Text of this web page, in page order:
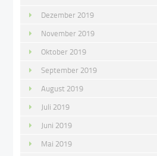
Dezember 2019
November 2019
Oktober 2019
September 2019
August 2019
Juli 2019
Juni 2019
Mai 2019